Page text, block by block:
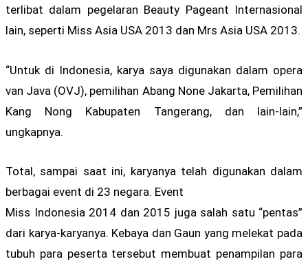
terlibat dalam pegelaran Beauty Pageant Internasional
lain, seperti Miss Asia USA 2013 dan Mrs Asia USA 2013.
“Untuk di Indonesia, karya saya digunakan dalam opera
van Java (OVJ), pemilihan Abang None Jakarta, Pemilihan
Kang Nong Kabupaten Tangerang, dan lain-lain,”
ungkapnya.
Total, sampai saat ini, karyanya telah digunakan dalam
berbagai event di 23 negara. Event
Miss Indonesia 2014 dan 2015 juga salah satu “pentas”
dari karya-karyanya. Kebaya dan Gaun yang melekat pada
tubuh para peserta tersebut membuat penampilan para